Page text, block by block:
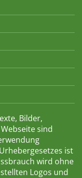
Bilder,
sind
ist
wird ohne
Logos und